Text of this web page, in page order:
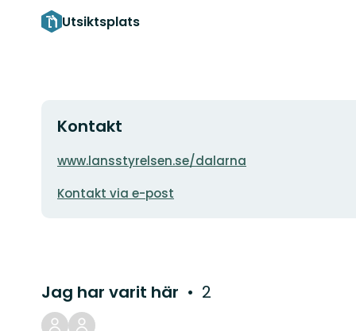
Utsiktsplats
Kontakt
Adress
www.lansstyrelsen.se/dalarna
postadress
Kontakt via e-post
Jag har varit här 2